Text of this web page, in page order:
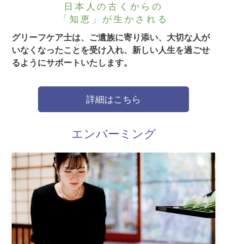
日本人の古くからの
「知恵」が生かされる
グリーフケア士は、ご遺族に寄り添い、大切な人が
いなくなったことを受け入れ、新しい人生を過ごせ
るようにサポートいたします。
詳細はこちら
エンバーミング